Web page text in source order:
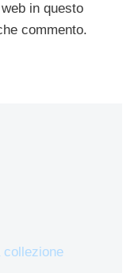
in questo
commento.
collezione